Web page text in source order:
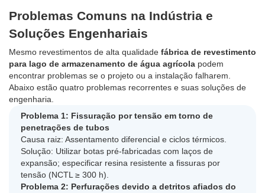
Problemas Comuns na Indústria e
Soluções Engenhariais
Mesmo revestimentos de alta qualidade fábrica de revestimento
para lago de armazenamento de água agrícola podem
encontrar problemas se o projeto ou a instalação falharem.
Abaixo estão quatro problemas recorrentes e suas soluções de
engenharia.
Problema 1: Fissuração por tensão em torno de
penetrações de tubos
Causa raiz: Assentamento diferencial e ciclos térmicos.
Solução: Utilizar botas pré-fabricadas com laços de
expansão; especificar resina resistente a fissuras por
tensão (NCTL ≥ 300 h).
Problema 2: Perfurações devido a detritos afiados do